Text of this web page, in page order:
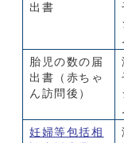
出書
胎児の数の届
出書（赤ちゃ
ん訪問後）
妊婦等包括相